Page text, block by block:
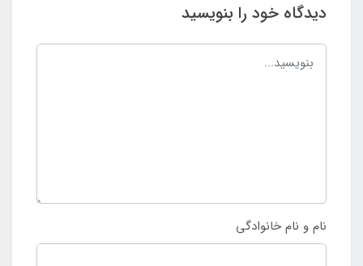
دیدگاه خود را بنویسید
نام و نام خانوادگی